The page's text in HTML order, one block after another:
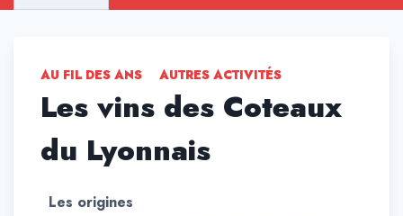
AU FIL DES ANS AUTRES ACTIVITÉS
Les vins des Coteaux
du Lyonnais
Les origines